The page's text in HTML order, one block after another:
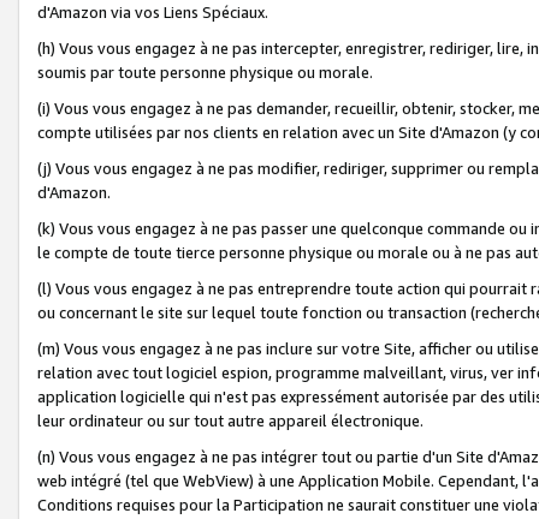
d'Amazon via vos Liens Spéciaux.
(h) Vous vous engagez à ne pas intercepter, enregistrer, rediriger,
soumis par toute personne physique ou morale.
(i) Vous vous engagez à ne pas demander, recueillir, obtenir, stocker,
compte utilisées par nos clients en relation avec un Site d'Amazon (y
(j) Vous vous engagez à ne pas modifier, rediriger, supprimer ou
d'Amazon.
(k) Vous vous engagez à ne pas passer une quelconque commande
le compte de toute tierce personne physique ou morale ou à ne pas
(l) Vous vous engagez à ne pas entreprendre toute action qui
ou concernant le site sur lequel toute fonction ou transaction
(m) Vous vous engagez à ne pas inclure sur votre Site, afficher ou
relation avec tout logiciel espion, programme malveillant, virus, ver
application logicielle qui n'est pas expressément autorisée par des
leur ordinateur ou sur tout autre appareil électronique.
(n) Vous vous engagez à ne pas intégrer tout ou partie d'un Site
web intégré (tel que WebView) à une Application Mobile. Cependant,
Conditions requises pour la Participation ne saurait constituer une